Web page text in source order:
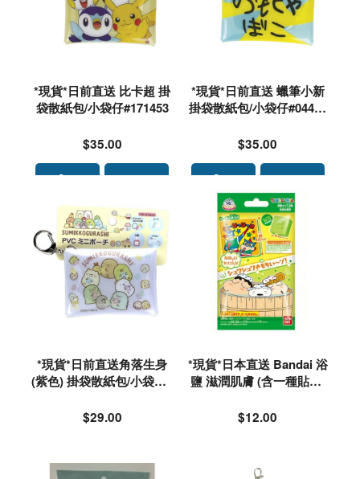
*現貨*日前直送 比卡超 掛
袋散紙包/小袋仔#171453
$35.00
*現貨*日前直送 蠟筆小新
掛袋散紙包/小袋仔#04462
$35.00
*現貨*日前直送角落生身
(紫色) 掛袋散紙包/小袋仔#
$29.00
*現貨*日本直送 Bandai 浴
鹽 滋潤肌膚 (含一種貼紙-
$12.00